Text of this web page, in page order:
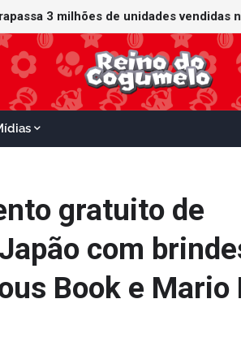
no Nintendo Switch 2; Super Mario
gratuito de
com
Book e Mario